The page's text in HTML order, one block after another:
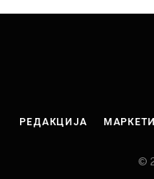
РЕДАКЦИЈА
©